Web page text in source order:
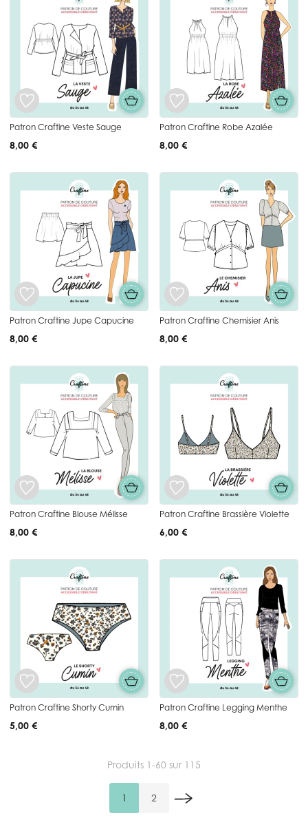
Patron Craftine Veste Sauge
8,00 €
Patron Craftine Robe Azalée
8,00 €
Patron Craftine Jupe Capucine
8,00 €
Patron Craftine Chemisier Anis
8,00 €
Patron Craftine Blouse Mélisse
8,00 €
Patron Craftine Brassière Violette
6,00 €
Patron Craftine Shorty Cumin
5,00 €
Patron Craftine Legging Menthe
8,00 €
Vous lisez actuellement la page
1 Page
2
Produits 1-60 sur 115